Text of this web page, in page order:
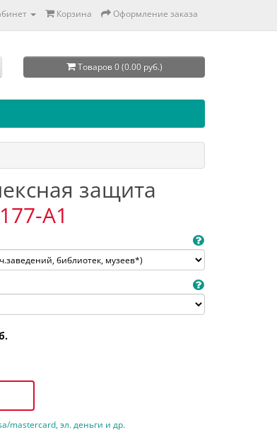
Корзина Оформление заказа
Товаров 0 (0.00 руб.)
защита
A1
mastercard, эл. деньги и др.